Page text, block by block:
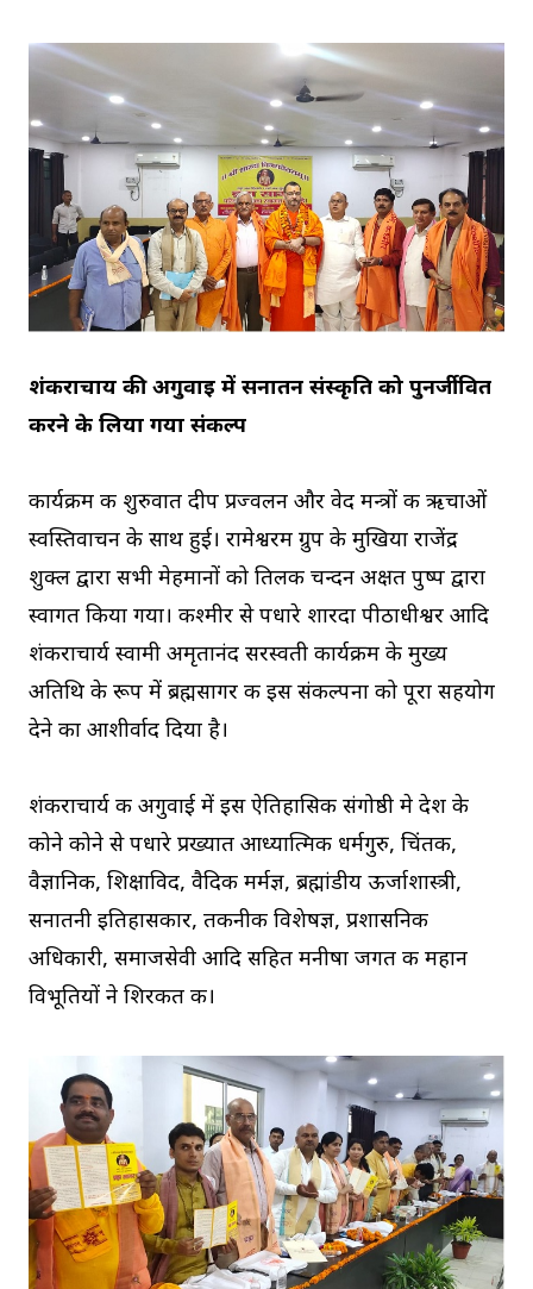
शंकराचार्य की अगुवाई में सनातन संस्कृति को पुनर्जीवित
करने के लिया गया संकल्प
कार्यक्रम की शुरुवात दीप प्रज्वलन और वेद मन्त्रों की ऋचाओं
स्वस्तिवाचन के साथ हुई। रामेश्वरम ग्रुप के मुखिया राजेंद्र
शुक्ल द्वारा सभी मेहमानों को तिलक चन्दन अक्षत पुष्प द्वारा
स्वागत किया गया। कश्मीर से पधारे शारदा पीठाधीश्वर आदि
शंकराचार्य स्वामी अमृतानंद सरस्वती कार्यक्रम के मुख्य
अतिथि के रूप में ब्रह्मसागर की इस संकल्पना को पूरा सहयोग
देने का आशीर्वाद दिया है।
शंकराचार्य की अगुवाई में इस ऐतिहासिक संगोष्ठी मे देश के
कोने कोने से पधारे प्रख्यात आध्यात्मिक धर्मगुरु, चिंतक,
वैज्ञानिक, शिक्षाविद, वैदिक मर्मज्ञ, ब्रह्मांडीय ऊर्जाशास्त्री,
सनातनी इतिहासकार, तकनीकी विशेषज्ञ, प्रशासनिक
अधिकारी, समाजसेवी आदि सहित मनीषा जगत की महान
विभूतियों ने शिरकत की।